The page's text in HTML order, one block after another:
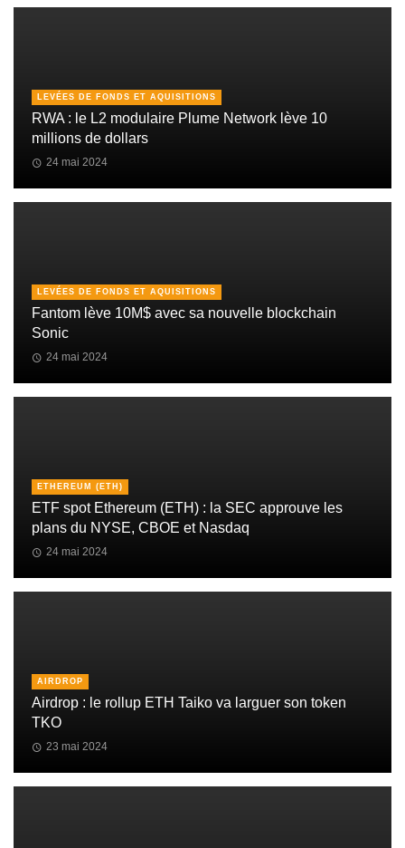
LEVÉES DE FONDS ET AQUISITIONS
RWA : le L2 modulaire Plume Network lève 10
millions de dollars
24 mai 2024
LEVÉES DE FONDS ET AQUISITIONS
Fantom lève 10M$ avec sa nouvelle blockchain
Sonic
24 mai 2024
ETHEREUM (ETH)
ETF spot Ethereum (ETH) : la SEC approuve les
plans du NYSE, CBOE et Nasdaq
24 mai 2024
AIRDROP
Airdrop : le rollup ETH Taiko va larguer son token
TKO
23 mai 2024